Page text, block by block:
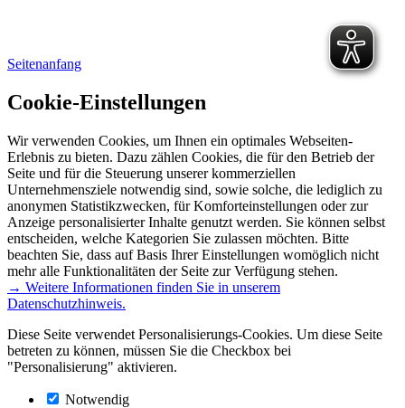
Seitenanfang
Cookie-Einstellungen
Wir verwenden Cookies, um Ihnen ein optimales Webseiten-
Erlebnis zu bieten. Dazu zählen Cookies, die für den Betrieb der
Seite und für die Steuerung unserer kommerziellen
Unternehmensziele notwendig sind, sowie solche, die lediglich zu
anonymen Statistikzwecken, für Komforteinstellungen oder zur
Anzeige personalisierter Inhalte genutzt werden. Sie können selbst
entscheiden, welche Kategorien Sie zulassen möchten. Bitte
beachten Sie, dass auf Basis Ihrer Einstellungen womöglich nicht
mehr alle Funktionalitäten der Seite zur Verfügung stehen.
→ Weitere Informationen finden Sie in unserem
Datenschutzhinweis.
Diese Seite verwendet Personalisierungs-Cookies. Um diese Seite
betreten zu können, müssen Sie die Checkbox bei
"Personalisierung" aktivieren.
Notwendig